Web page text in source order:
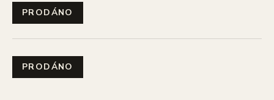
PRODÁNO
PRODÁNO